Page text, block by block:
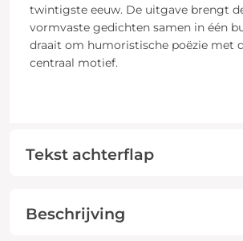
twintigste eeuw. De uitgave brengt
vormvaste gedichten samen in één
draait om humoristische poëzie met
centraal motief.
Tekst achterflap
Beschrijving